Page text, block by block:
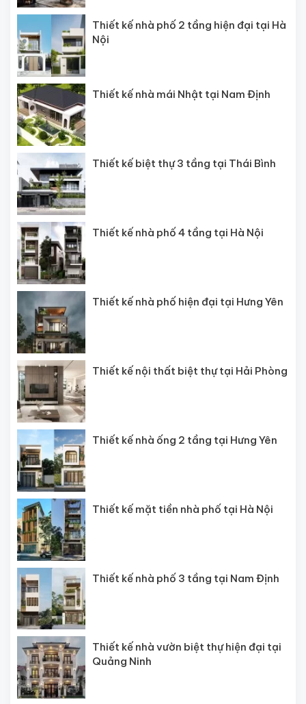
Thiết kế nhà phố 2 tầng hiện đại tại Hà
Nội
Thiết kế nhà mái Nhật tại Nam Định
Thiết kế biệt thự 3 tầng tại Thái Bình
Thiết kế nhà phố 4 tầng tại Hà Nội
Thiết kế nhà phố hiện đại tại Hưng Yên
Thiết kế nội thất biệt thự tại Hải Phòng
Thiết kế nhà ống 2 tầng tại Hưng Yên
Thiết kế mặt tiền nhà phố tại Hà Nội
Thiết kế nhà phố 3 tầng tại Nam Định
Thiết kế nhà vườn biệt thự hiện đại tại
Quảng Ninh